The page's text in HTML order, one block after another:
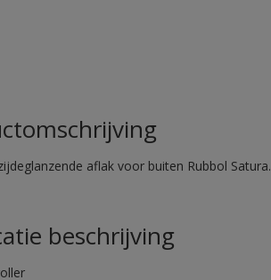
aflak voor buiten Rubbol Satura.
beschrijving